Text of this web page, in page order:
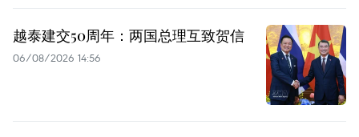
越泰建交50周年：两国总理互致贺信
06/08/2026 14:56